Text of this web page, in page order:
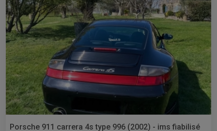
Porsche 911 carrera 4s type 996 (2002) - ims fiabilisé